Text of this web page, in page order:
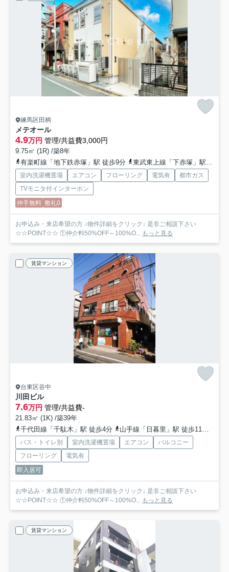
練馬区田柄
メテオール
4.9万円 管理/共益費3,000円
9.75㎡ (1R) /築8年
有楽町線「地下鉄赤塚」駅 徒歩9分
東武東上線「下赤塚」駅 徒歩12分
室内洗濯機置場 エアコン フローリング 電気有
都市ガス
TVモニタ付インターホン
仲手無料 敷礼0
お申込み・来店希望の方 ↓物件詳細をクリック↓ 是非ご相談下さい
☆☆POINT☆☆ ①仲介料50%OFF～100%O... もっと見る
賃貸マンション
台東区谷中
川田ビル
7.6万円 管理/共益費-
21.83㎡ (1K) /築39年
千代田線「千駄木」駅 徒歩4分
山手線「日暮里」駅 徒歩11分
バス・トイレ別 室内洗濯機置場 エアコン
バルコニー
フローリング
電気有
即入居可
お申込み・来店希望の方 ↓物件詳細をクリック↓ 是非ご相談下さい
☆☆POINT☆☆ ①仲介料50%OFF～100%O... もっと見る
賃貸マンション